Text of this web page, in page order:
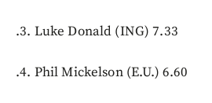
.3. Luke Donald (ING) 7.33
.4. Phil Mickelson (E.U.) 6.60